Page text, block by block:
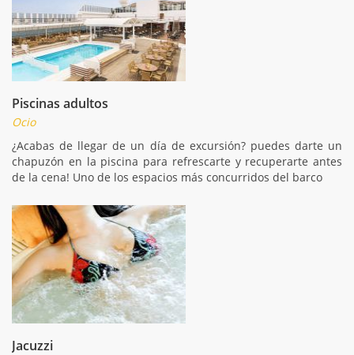
Piscinas adultos
Ocio
¿Acabas de llegar de un día de excursión? puedes darte un
chapuzón en la piscina para refrescarte y recuperarte antes
de la cena! Uno de los espacios más concurridos del barco
Jacuzzi